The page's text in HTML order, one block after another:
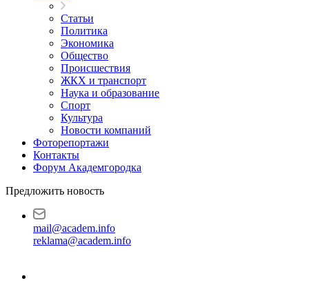
Статьи
Политика
Экономика
Общество
Происшествия
ЖКХ и транспорт
Наука и образование
Спорт
Культура
Новости компаний
Фоторепортажи
Контакты
Форум Академгородка
Предложить новость
mail@academ.info
reklama@academ.info